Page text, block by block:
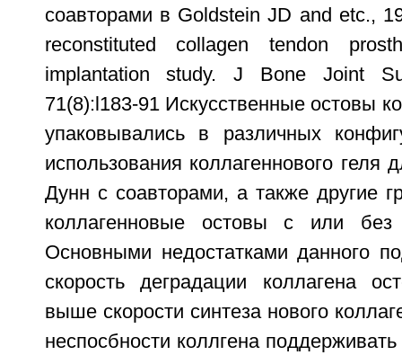
соавторами в Goldstein JD and etc.,
reconstituted collagen tendon
implantation study. J Bone Joint
71(8):l183-91 Искусственные остовы
упаковывались в различных
использования коллагеннового геля
Дунн с соавторами, а также другие
коллагенновые остовы с или без
Основными недостатками данного
скорость деградации коллагена
выше скорости синтеза нового
неспосбности коллгена